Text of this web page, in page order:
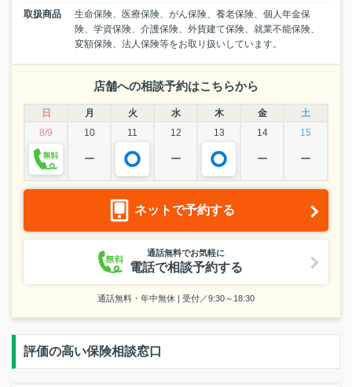
取扱商品
生命保険、医療保険、がん保険、養老保険、個人年金保
険、学資保険、介護保険、外貨建て保険、就業不能保険、
変額保険、法人保険等をお取り扱いしています。
店舗への相談予約はこちらから
日 月 火 水 木 金
土
8/9
10 11 12 13 14 15
ー ー ー ー
ネットで予約する
通話無料でお気軽に
電話で相談予約する
通話無料・年中無休 | 受付／9:30～18:30
評価の高い保険相談窓口